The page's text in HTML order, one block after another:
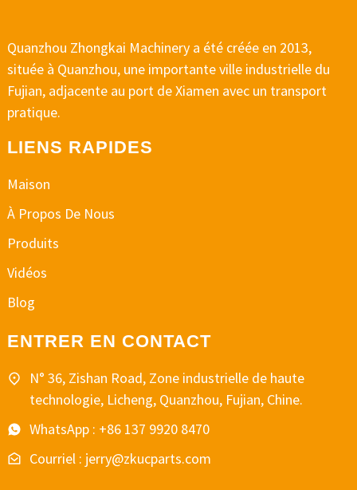
Quanzhou Zhongkai Machinery a été créée en 2013,
située à Quanzhou, une importante ville industrielle du
Fujian, adjacente au port de Xiamen avec un transport
pratique.
LIENS RAPIDES
Maison
À Propos De Nous
Produits
Vidéos
Blog
ENTRER EN CONTACT
N° 36, Zishan Road, Zone industrielle de haute
technologie, Licheng, Quanzhou, Fujian, Chine.
WhatsApp : +86 137 9920 8470
Courriel : jerry@zkucparts.com